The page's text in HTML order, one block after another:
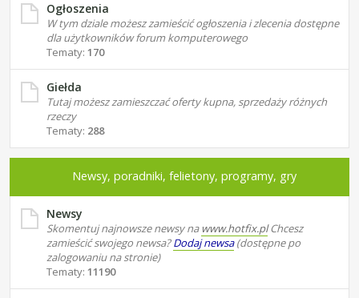
Ogłoszenia
W tym dziale możesz zamieścić ogłoszenia i zlecenia dostępne
dla użytkowników forum komputerowego
Tematy: 170
Giełda
Tutaj możesz zamieszczać oferty kupna, sprzedaży różnych
rzeczy
Tematy: 288
Newsy, poradniki, felietony, programy, gry
Newsy
Skomentuj najnowsze newsy na www.hotfix.plChcesz
zamieścić swojego newsa?Dodaj newsa(dostępne po
zalogowaniu na stronie)
Tematy: 11190